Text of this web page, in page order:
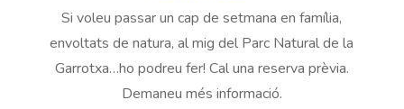
Si voleu passar un cap de setmana en família,
envoltats de natura, al mig del Parc Natural de la
Garrotxa…ho podreu fer! Cal una reserva prèvia.
Demaneu més informació.